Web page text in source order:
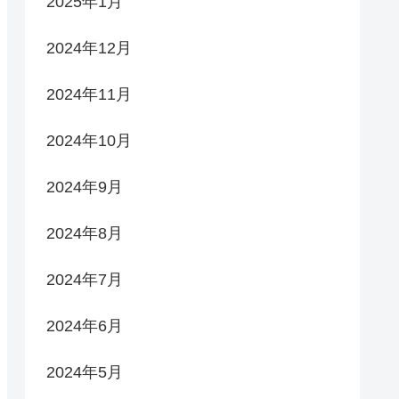
2024年12月
2024年11月
2024年10月
2024年9月
2024年8月
2024年7月
2024年6月
2024年5月